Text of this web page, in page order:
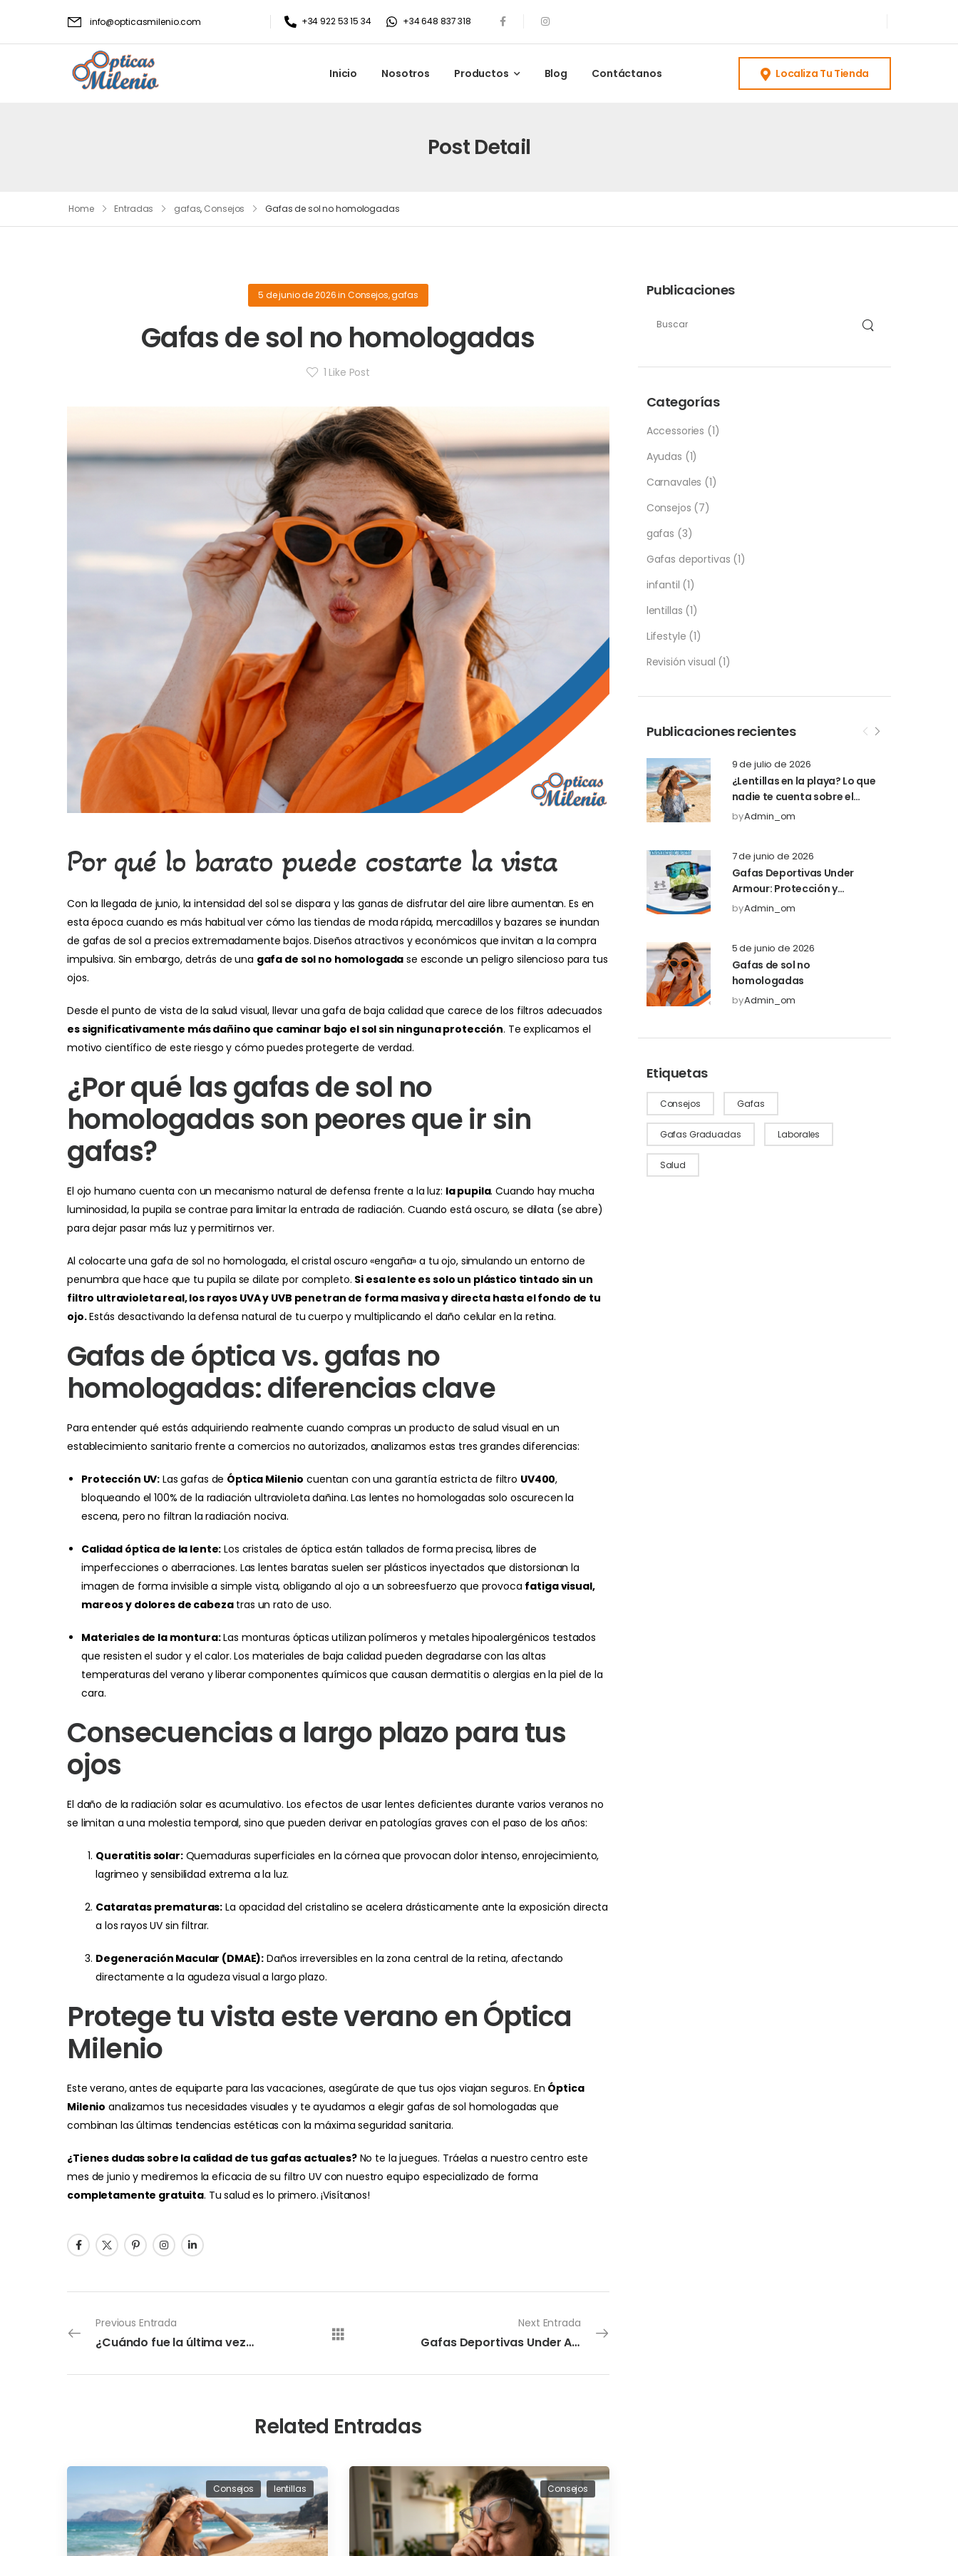
info@opticasmilenio.com +34 922 53 15 34 +34 648 837 318
Inicio Nosotros Productos Blog Contáctanos Localiza Tu Tienda
Post Detail
Home Entradas gafas, Consejos Gafas de sol no homologadas
Publicaciones
Categorías
Accessories (1)
Ayudas (1)
Carnavales (1)
Consejos (7)
gafas (3)
Gafas deportivas (1)
infantil (1)
lentillas (1)
Lifestyle (1)
Revisión visual (1)
Publicaciones recientes
9 de julio de 2026
¿Lentillas en la playa? Lo que
nadie te cuenta sobre el
salitre y la arena
byAdmin_om
7 de junio de 2026
Gafas Deportivas Under
Armour: Protección y
Rendimiento
byAdmin_om
5 de junio de 2026
Gafas de sol no
homologadas
byAdmin_om
Etiquetas
Consejos Gafas
Gafas Graduadas Laborales
Salud
5 de junio de 2026in Consejos,gafas
Gafas de sol no homologadas
1 Like Post
Por qué lo barato puede costarte la vista
Con la llegada de junio, la intensidad del sol se dispara y las ganas de disfrutar del aire libre aumentan. Es en
esta época cuando es más habitual ver cómo las tiendas de moda rápida, mercadillos y bazares se inundan
de gafas de sol a precios extremadamente bajos. Diseños atractivos y económicos que invitan a la compra
impulsiva. Sin embargo, detrás de una gafa de sol no homologada se esconde un peligro silencioso para tus
ojos.
Desde el punto de vista de la salud visual, llevar una gafa de baja calidad que carece de los filtros adecuados
es significativamente más dañino que caminar bajo el sol sin ninguna protección. Te explicamos el
motivo científico de este riesgo y cómo puedes protegerte de verdad.
¿Por qué las gafas de sol no
homologadas son peores que ir sin
gafas?
El ojo humano cuenta con un mecanismo natural de defensa frente a la luz: la pupila. Cuando hay mucha
luminosidad, la pupila se contrae para limitar la entrada de radiación. Cuando está oscuro, se dilata (se abre)
para dejar pasar más luz y permitirnos ver.
Al colocarte una gafa de sol no homologada, el cristal oscuro «engaña» a tu ojo, simulando un entorno de
penumbra que hace que tu pupila se dilate por completo. Si esa lente es solo un plástico tintado sin un
filtro ultravioleta real, los rayos UVA y UVB penetran de forma masiva y directa hasta el fondo de tu
ojo.Estás desactivando la defensa natural de tu cuerpo y multiplicando el daño celular en la retina.
Gafas de óptica vs. gafas no
homologadas: diferencias clave
Para entender qué estás adquiriendo realmente cuando compras un producto de salud visual en un
establecimiento sanitario frente a comercios no autorizados, analizamos estas tres grandes diferencias:
Protección UV: Las gafas de Óptica Milenio cuentan con una garantía estricta de filtro UV400,
bloqueando el 100% de la radiación ultravioleta dañina. Las lentes no homologadas solo oscurecen la
escena, pero no filtran la radiación nociva.
Calidad óptica de la lente: Los cristales de óptica están tallados de forma precisa, libres de
imperfecciones o aberraciones. Las lentes baratas suelen ser plásticos inyectados que distorsionan la
imagen de forma invisible a simple vista, obligando al ojo a un sobreesfuerzo que provoca fatiga visual,
mareos y dolores de cabezatras un rato de uso.
Materiales de la montura:Las monturas ópticas utilizan polímeros y metales hipoalergénicos testados
que resisten el sudor y el calor. Los materiales de baja calidad pueden degradarse con las altas
temperaturas del verano y liberar componentes químicos que causan dermatitis o alergias en la piel de la
cara.
Consecuencias a largo plazo para tus
ojos
El daño de la radiación solar es acumulativo. Los efectos de usar lentes deficientes durante varios veranos no
se limitan a una molestia temporal, sino que pueden derivar en patologías graves con el paso de los años:
Queratitis solar:Quemaduras superficiales en la córnea que provocan dolor intenso, enrojecimiento,
lagrimeo y sensibilidad extrema a la luz.
Cataratas prematuras: La opacidad del cristalino se acelera drásticamente ante la exposición directa
a los rayos UV sin filtrar.
Degeneración Macular (DMAE): Daños irreversibles en la zona central de la retina, afectando
directamente a la agudeza visual a largo plazo.
Protege tu vista este verano en Óptica
Milenio
Este verano, antes de equiparte para las vacaciones, asegúrate de que tus ojos viajan seguros. En Óptica
Milenio analizamos tus necesidades visuales y te ayudamos a elegir gafas de sol homologadas que
combinan las últimas tendencias estéticas con la máxima seguridad sanitaria.
¿Tienes dudas sobre la calidad de tus gafas actuales?No te la juegues. Tráelas a nuestro centro este
mes de junio y mediremos la eficacia de su filtro UV con nuestro equipo especializado de forma
completamente gratuita. Tu salud es lo primero. ¡Visítanos!
Previous Entrada
¿Cuándo fue la última vez que revisaste tu mirada?
Next Entrada
Gafas Deportivas Under Armour: Protección y Rendimiento
Related Entradas
Consejos lentillas Consejos